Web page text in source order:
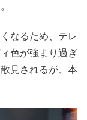
なるため、テレ
色が強まり過ぎ
見されるが、本